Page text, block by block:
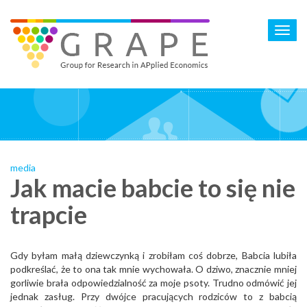
main
content
media
Jak macie babcie to się nie
trapcie
Gdy byłam małą dziewczynką i zrobiłam coś dobrze, Babcia lubiła
podkreślać, że to ona tak mnie wychowała. O dziwo, znacznie mniej
gorliwie brała odpowiedzialność za moje psoty. Trudno odmówić jej
jednak zasług. Przy dwójce pracujących rodziców to z babcią